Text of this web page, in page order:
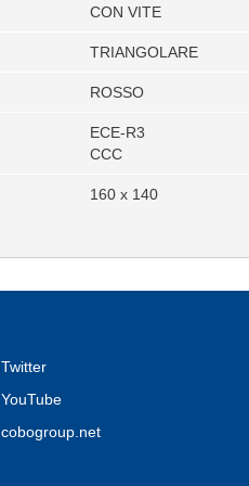
CON VITE
TRIANGOLARE
ROSSO
ECE-R3
CCC
160 x 140
Twitter
YouTube
cobogroup.net